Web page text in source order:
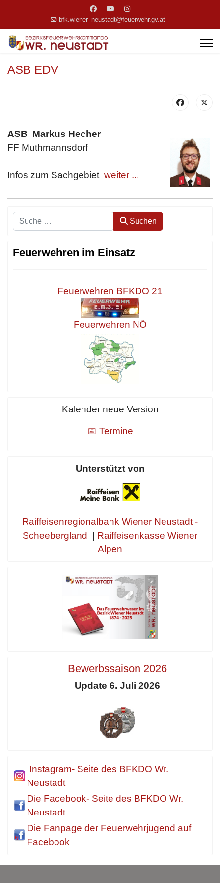
bfk.wiener_neustadt@feuerwehr.gv.at
ASB EDV
ASB Markus Hecher
FF Muthmannsdorf
Infos zum Sachgebiet weiter ...
Suchen Suchen
Feuerwehren im Einsatz
Feuerwehren BFKDO 21
Feuerwehren NÖ
Kalender neue Version
📅 Termine
Unterstützt von
Raiffeisenregionalbank Wiener Neustadt -
Scheebergland
Raiffeisenkasse Wiener
Alpen
Bewerbssaison 2026
Update 6. Juli 2026
Instagram- Seite des BFKDO Wr.
Neustadt
Die Facebook- Seite des BFKDO Wr.
Neustadt
Die Fanpage der Feuerwehrjugend auf
Facebook